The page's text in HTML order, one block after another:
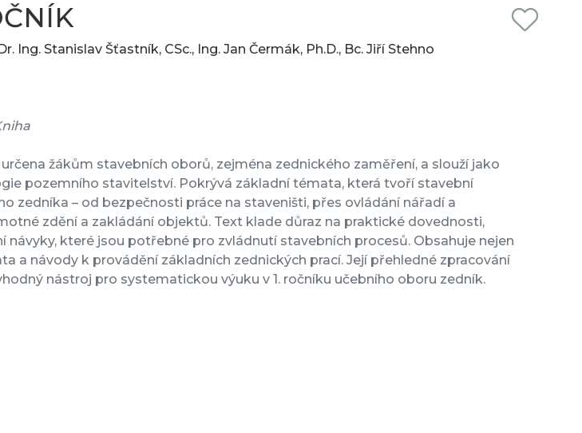
Ing. Stanislav Šťastník, CSc., Ing. Jan Čermák, Ph.D., Bc. Jiří Stehno
žákům stavebních oborů, zejména zednického zaměření, a slouží jako
pozemního stavitelství. Pokrývá základní témata, která tvoří stavební
zedníka – od bezpečnosti práce na staveništi, přes ovládání nářadí a
zdění a zakládání objektů. Text klade důraz na praktické dovednosti,
návyky, které jsou potřebné pro zvládnutí stavebních procesů. Obsahuje nejen
a návody k provádění základních zednických prací. Její přehledné zpracování
nástroj pro systematickou výuku v 1. ročníku učebního oboru zedník.